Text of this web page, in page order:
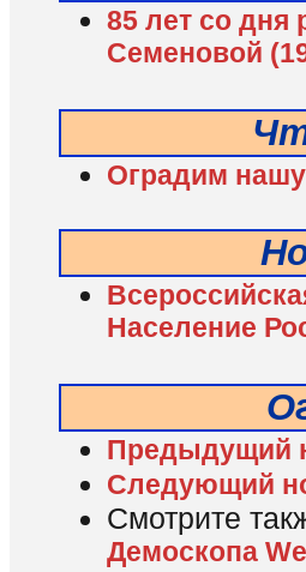
85 лет со
Семеновой
Оградим
Население
Предыдущий
Следующий
Смотрите
Демоскопа